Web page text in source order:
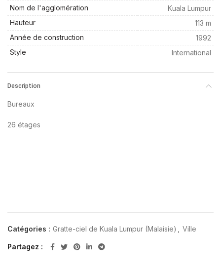
Nom de l'agglomération
Kuala Lumpur
Hauteur
113 m
Année de construction
1992
Style
International
Description
Bureaux
26 étages
Catégories : Gratte-ciel de Kuala Lumpur (Malaisie) Ville
Partagez